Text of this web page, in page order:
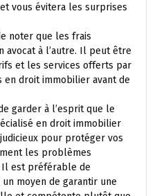
vous évitera les surprises
noter que les frais
avocat à l’autre. Il peut être
et les services offerts par
en droit immobilier avant de
garder à l’esprit que le
en droit immobilier
pour protéger vos
les problèmes
Il est préférable de
moyen de garantir une